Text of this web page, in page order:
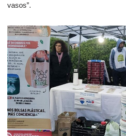
vasos”.